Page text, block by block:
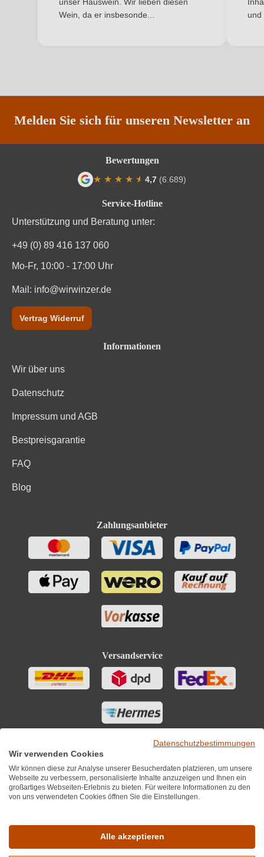
Piemont
Wein, da er insbesonde...
und
Melden Sie sich für unseren Newsletter an
Service-Hotline
Unterstützung und Beratung unter:
+49 (0) 89 416 137 060
Mo-Fr, 10:00 - 17:00 Uhr
Mail: info@wirwinzer.de
Vertrag Widerruf
Informationen
Wir über uns
Datenschutz
Impressum und AGB
Bestpreisgarantie
FAQ
Blog
Zahlungsanbieter
Versandservice
Bewertungen
★ ★ ★ ★ ★
★ 4,7 (6.689)
Datenschutzbestimmungen
Wir verwenden Cookies
Wir können diese zur Analyse unserer Besucherdaten platzieren, um unsere
Webseite zu verbessern, personalisierte Inhalte anzuzeigen und Ihnen ein
großartiges Webseiten-Erlebnis zu bieten. Für weitere Informationen zu den
von uns verwendeten Cookies öffnen Sie die Einstellungen.
Alle akzeptieren